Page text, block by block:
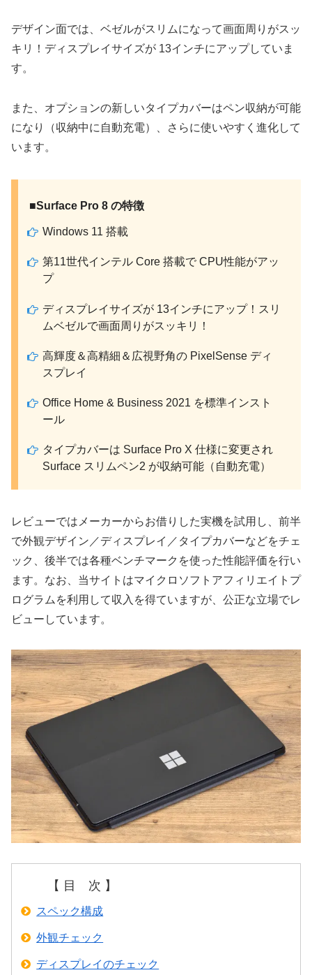
デザイン面では、ベゼルがスリムになって画面周りがスッ
キリ！ディスプレイサイズが 13インチにアップしていま
す。
また、オプションの新しいタイプカバーはペン収納が可能
になり（収納中に自動充電）、さらに使いやすく進化して
います。
■Surface Pro 8 の特徴
Windows 11 搭載
第11世代インテル Core 搭載で CPU性能がアッ
プ
ディスプレイサイズが 13インチにアップ！スリ
ムベゼルで画面周りがスッキリ！
高輝度＆高精細＆広視野角の PixelSense ディ
スプレイ
Office Home & Business 2021 を標準インスト
ール
タイプカバーは Surface Pro X 仕様に変更され
Surface スリムペン2 が収納可能（自動充電）
レビューではメーカーからお借りした実機を試用し、前半
で外観デザイン／ディスプレイ／タイプカバーなどをチェ
ック、後半では各種ベンチマークを使った性能評価を行い
ます。なお、当サイトはマイクロソフトアフィリエイトプ
ログラムを利用して収入を得ていますが、公正な立場でレ
ビューしています。
【 目 次 】
スペック構成
外観チェック
ディスプレイのチェック